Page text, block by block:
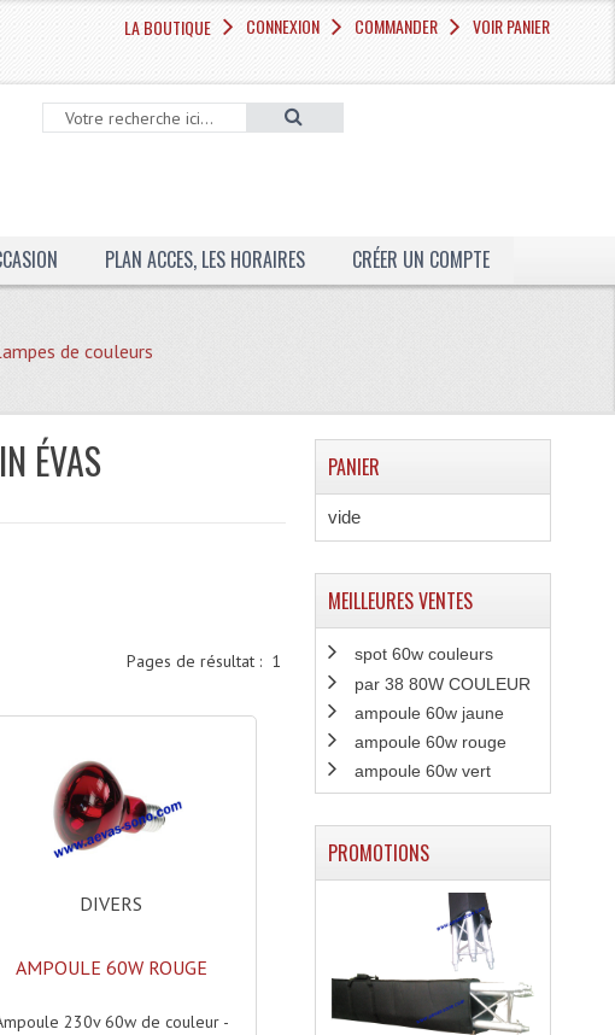
LA BOUTIQUE CONNEXION COMMANDER VOIR PANIER
PLAN ACCES, LES HORAIRES CRÉER UN COMPTE
de couleurs
ÉVAS
Pages de résultat : 1
DIVERS
AMPOULE 60W ROUGE
230v 60w de couleur -
PANIER
vide
MEILLEURES VENTES
spot 60w couleurs
par 38 80W COULEUR
ampoule 60w jaune
ampoule 60w rouge
ampoule 60w vert
PROMOTIONS